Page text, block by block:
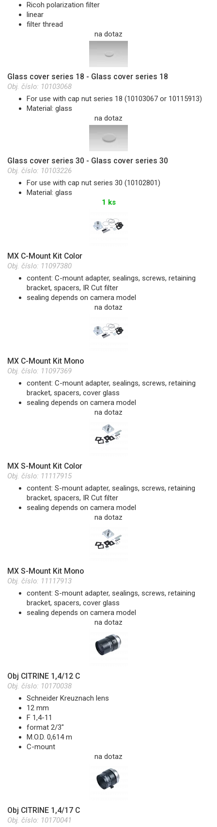
Ricoh polarization filter
linear
filter thread
na dotaz
Glass cover series 18 - Glass cover series 18
Obj. číslo: 10103068
For use with cap nut series 18 (10103067 or 10115913)
Material: glass
na dotaz
Glass cover series 30 - Glass cover series 30
Obj. číslo: 10103226
For use with cap nut series 30 (10102801)
Material: glass
1 ks
MX C-Mount Kit Color
Obj. číslo: 11097380
content: C-mount adapter, sealings, screws, retaining
bracket, spacers, IR Cut filter
sealing depends on camera model
na dotaz
MX C-Mount Kit Mono
Obj. číslo: 11097369
content: C-mount adapter, sealings, screws, retaining
bracket, spacers, cover glass
sealing depends on camera model
na dotaz
MX S-Mount Kit Color
Obj. číslo: 11117915
content: S-mount adapter, sealings, screws, retaining
bracket, spacers, IR Cut filter
sealing depends on camera model
na dotaz
MX S-Mount Kit Mono
Obj. číslo: 11117913
content: S-mount adapter, sealings, screws, retaining
bracket, spacers, cover glass
sealing depends on camera model
na dotaz
Obj CITRINE 1,4/12 C
Obj. číslo: 10170038
Schneider Kreuznach lens
12 mm
F 1,4-11
format 2/3"
M.O.D. 0,614 m
C-mount
na dotaz
Obj CITRINE 1,4/17 C
Obj. číslo: 10170041